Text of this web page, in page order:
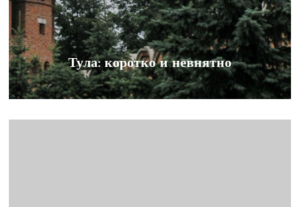
Тула: коротко и невнятно